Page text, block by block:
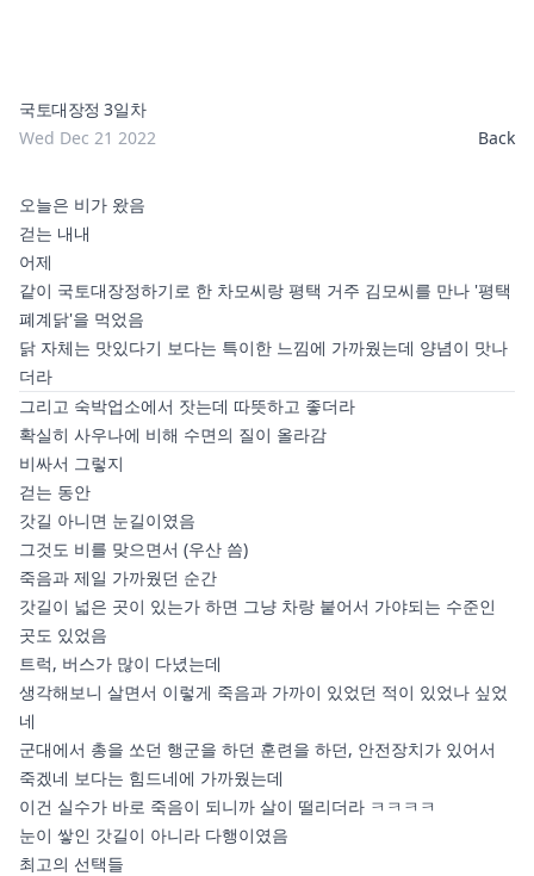
국토대장정 3일차
Wed Dec 21 2022
Back
오늘은 비가 왔음
걷는 내내
어제
같이 국토대장정하기로 한 차모씨랑 평택 거주 김모씨를 만나 '평택
폐계닭'을 먹었음
닭 자체는 맛있다기 보다는 특이한 느낌에 가까웠는데 양념이 맛나
더라
그리고 숙박업소에서 잣는데 따뜻하고 좋더라
확실히 사우나에 비해 수면의 질이 올라감
비싸서 그렇지
걷는 동안
갓길 아니면 눈길이였음
그것도 비를 맞으면서 (우산 씀)
죽음과 제일 가까웠던 순간
갓길이 넓은 곳이 있는가 하면 그냥 차랑 붙어서 가야되는 수준인
곳도 있었음
트럭, 버스가 많이 다녔는데
생각해보니 살면서 이렇게 죽음과 가까이 있었던 적이 있었나 싶었
네
군대에서 총을 쏘던 행군을 하던 훈련을 하던, 안전장치가 있어서
죽겠네 보다는 힘드네에 가까웠는데
이건 실수가 바로 죽음이 되니까 살이 떨리더라 ㅋㅋㅋㅋ
눈이 쌓인 갓길이 아니라 다행이였음
최고의 선택들